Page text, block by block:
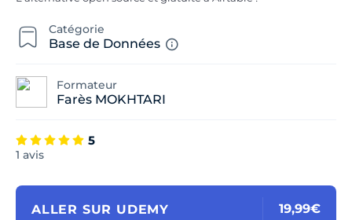
Catégorie
Base de Données
Formateur
Farès MOKHTARI
5
1 avis
ALLER SUR UDEMY 19,99€